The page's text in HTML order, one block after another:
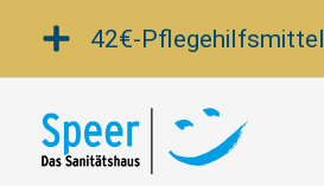
Inhalt
42€-Pflegehilfsmittel